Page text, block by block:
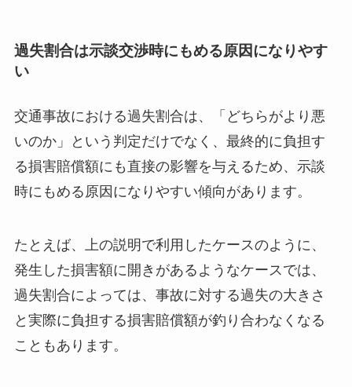
過失割合は示談交渉時にもめる原因になりやす
い
交通事故における過失割合は、「どちらがより悪
いのか」という判定だけでなく、最終的に負担す
る損害賠償額にも直接の影響を与えるため、示談
時にもめる原因になりやすい傾向があります。
たとえば、上の説明で利用したケースのように、
発生した損害額に開きがあるようなケースでは、
過失割合によっては、 事故に対する過失の大きさ
と実際に負担する損害賠償額が釣り合わなくなる
こともあります。